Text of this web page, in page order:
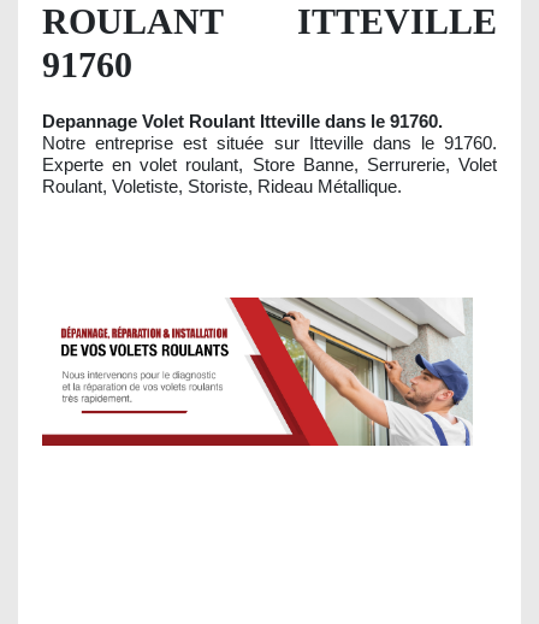
ROULANT ITTEVILLE
91760
Depannage Volet Roulant Itteville dans le 91760.
Notre entreprise est située sur Itteville dans le 91760.
Experte en volet roulant, Store Banne, Serrurerie, Volet
Roulant, Voletiste, Storiste, Rideau Métallique.